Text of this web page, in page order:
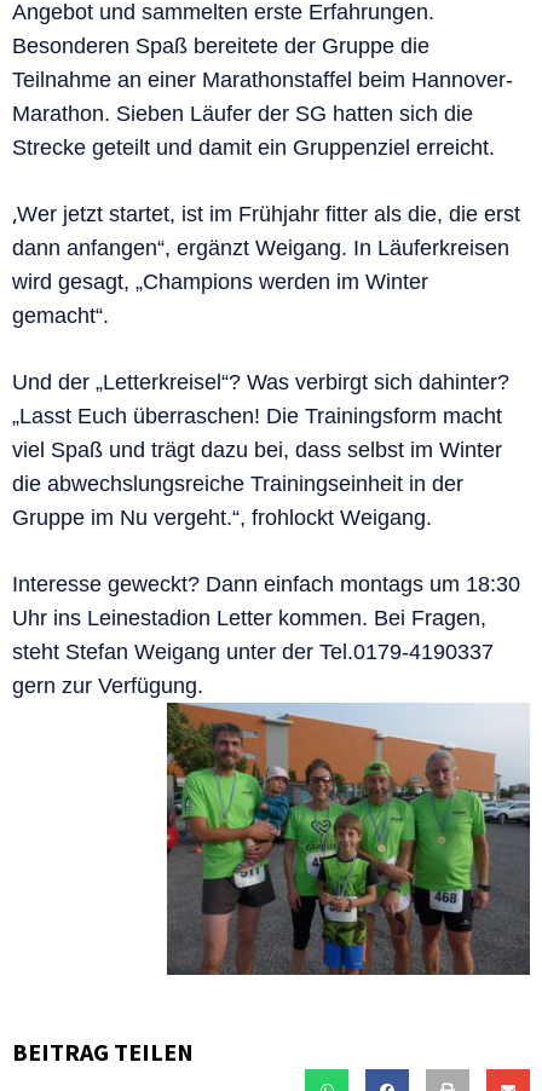
Angebot und sammelten erste Erfahrungen.
Besonderen Spaß bereitete der Gruppe die
Teilnahme an einer Marathonstaffel beim Hannover-
Marathon. Sieben Läufer der SG hatten sich die
Strecke geteilt und damit ein Gruppenziel erreicht.
„Wer jetzt startet, ist im Frühjahr fitter als die, die erst
dann anfangen“, ergänzt Weigang. In Läuferkreisen
wird gesagt, „Champions werden im Winter
gemacht“.
Und der „Letterkreisel“? Was verbirgt sich dahinter?
„Lasst Euch überraschen! Die Trainingsform macht
viel Spaß und trägt dazu bei, dass selbst im Winter
die abwechslungsreiche Trainingseinheit in der
Gruppe im Nu vergeht.“, frohlockt Weigang.
Interesse geweckt? Dann einfach montags um 18:30
Uhr ins Leinestadion Letter kommen. Bei Fragen,
steht Stefan Weigang unter der Tel.0179-4190337
gern zur Verfügung.
BEITRAG TEILEN